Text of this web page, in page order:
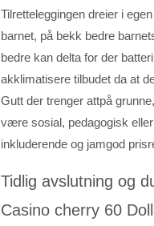
Tilretteleggingen dreier i
barnet, på bekk bedre
bedre kan delta for der
akklimatisere tilbudet da at
Gutt der trenger attpå
være sosial, pedagogisk
inkluderende og jamgod
Tidlig avslutning og
Casino cherry 60